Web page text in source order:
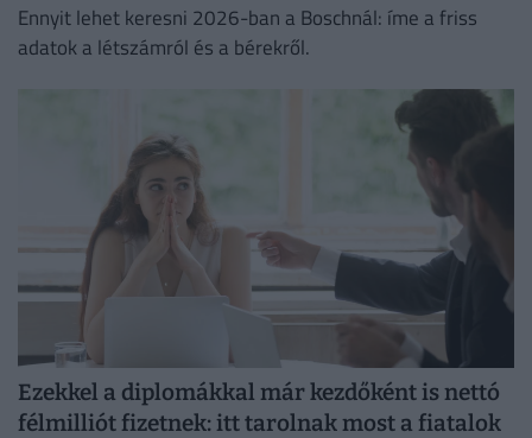
Ennyit lehet keresni 2026-ban a Boschnál: íme a friss
adatok a létszámról és a bérekről.
Ezekkel a diplomákkal már kezdőként is nettó
félmilliót fizetnek: itt tarolnak most a fiatalok